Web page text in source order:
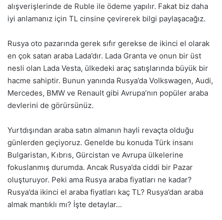
alışverişlerinde de Ruble ile ödeme yapılır. Fakat biz daha
iyi anlamanız için TL cinsine çevirerek bilgi paylaşacağız.
Rusya oto pazarında gerek sıfır gerekse de ikinci el olarak
en çok satan araba Lada’dır. Lada Granta ve onun bir üst
nesli olan Lada Vesta, ülkedeki araç satışlarında büyük bir
hacme sahiptir. Bunun yanında Rusya’da Volkswagen, Audi,
Mercedes, BMW ve Renault gibi Avrupa’nın popüler araba
devlerini de görürsünüz.
Yurtdışından araba satın almanın hayli revaçta olduğu
günlerden geçiyoruz. Genelde bu konuda Türk insanı
Bulgaristan, Kıbrıs, Gürcistan ve Avrupa ülkelerine
fokuslanmış durumda. Ancak Rusya’da ciddi bir Pazar
oluşturuyor. Peki ama Rusya araba fiyatları ne kadar?
Rusya’da ikinci el araba fiyatları kaç TL? Rusya’dan araba
almak mantıklı mı? İşte detaylar…